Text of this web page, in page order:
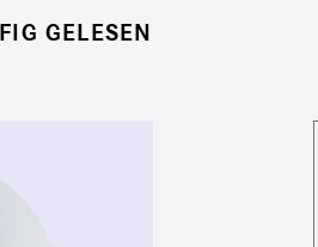
GELESEN